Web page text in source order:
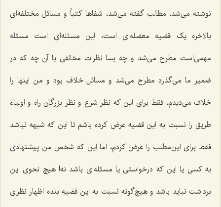
نوشته می‌شد، مطالب گفته می‌شد، شفاها کتباً و مسائل مختلفه‌ای
بالاخره یک قضیه معضله‌ای است، این مسئله‌ای است مسئله
مهمی‌است مطرح می‌شد و چه بسا نظرات مخالفی با آن چه که در
ضمیر ما می‌گذرد مطرح می‌شد و مسائل خلاف بود و من اینها را
خلاف می‌دیدم، فقط برای این که نظر شرع و نظر بزرگان راه و اولیاء
طریق را نسبت به این قضیه عرض کرده باشم تا این که شبهه نباشد
فقط برای این‌مطلب را عرض کردم، اما این که شخص من پیشنهادی
به کسی یا این که درخواستی یا مسئله‌ای باشد نه! هیچ نحوی این
برداشت نباید باشد و هیچ‌گونه نسبت به این قضیه بنده اظهار نظری